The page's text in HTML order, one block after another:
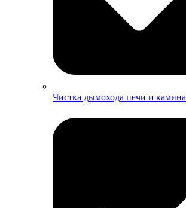
Чистка дымохода печи и камина